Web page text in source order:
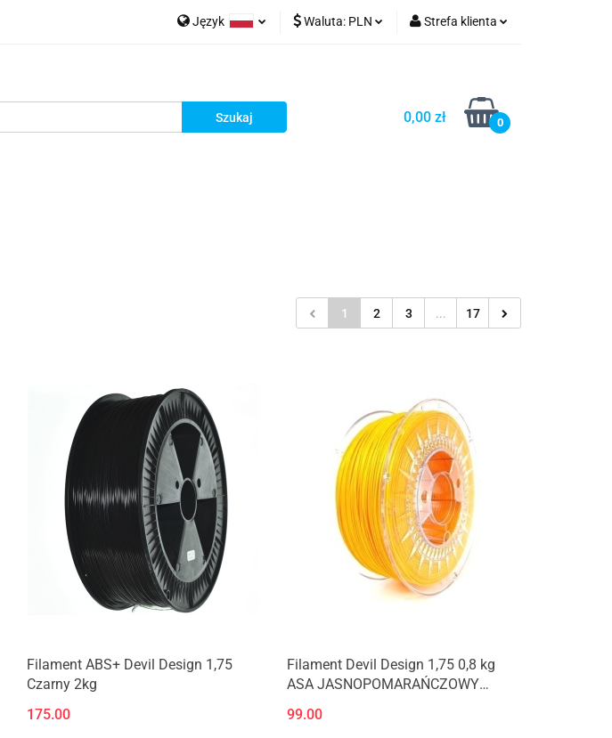
Język
German
Waluta: PLN Strefa klienta
Zarejestruj się
Dodaj zgłoszenie
0,00 zł 0
Zamów wydruk
1 2 3 ... 17
Produkt niedostępny
Filament ABS+ Devil Design 1,75
Czarny 2kg
175.00
Filament Devil Design 1,75 0,8 kg
ASA JASNOPOMARAŃCZOWY
99.00